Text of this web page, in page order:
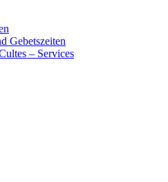
Gebetszeiten
– Services